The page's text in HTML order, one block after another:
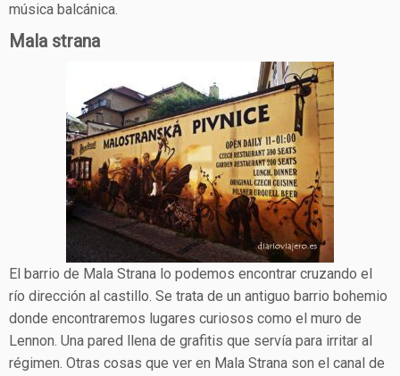
música balcánica.
Mala strana
El barrio de Mala Strana lo podemos encontrar cruzando el
río dirección al castillo. Se trata de un antiguo barrio bohemio
donde encontraremos lugares curiosos como el muro de
Lennon. Una pared llena de grafitis que servía para irritar al
régimen. Otras cosas que ver en Mala Strana son el canal de